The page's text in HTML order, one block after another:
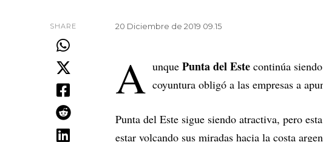
SHARE 20 Diciembre de 2019 09.15
A unque Punta del Este continúa
coyuntura obligó a las empresas a
Punta del Este sigue siendo atractiva, pero
estar volcando sus miradas hacia la costa